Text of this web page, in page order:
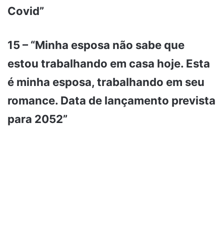
Covid”
15 – “Minha esposa não sabe que
estou trabalhando em casa hoje. Esta
é minha esposa, trabalhando em seu
romance. Data de lançamento prevista
para 2052”